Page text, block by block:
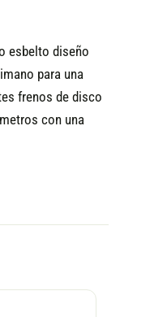
esbelto diseño
para una
frenos de disco
con una